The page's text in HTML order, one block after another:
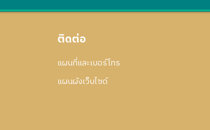
ติดต่อ
แผนที่และเบอร์โทร
แผนผังเว็บไซด์